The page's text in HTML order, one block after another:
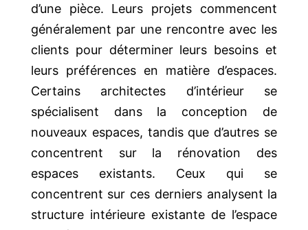
d’une pièce. Leurs projets commencent
généralement par une rencontre avec les
clients pour déterminer leurs besoins et
leurs préférences en matière d’espaces.
Certains architectes d’intérieur se
spécialisent dans la conception de
nouveaux espaces, tandis que d’autres se
concentrent sur la rénovation des
espaces existants. Ceux qui se
concentrent sur ces derniers analysent la
structure intérieure existante de l’espace